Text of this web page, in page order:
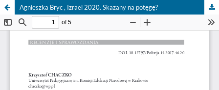
Agnieszka Bryc , Izrael 2020. Skazany na potęgę?